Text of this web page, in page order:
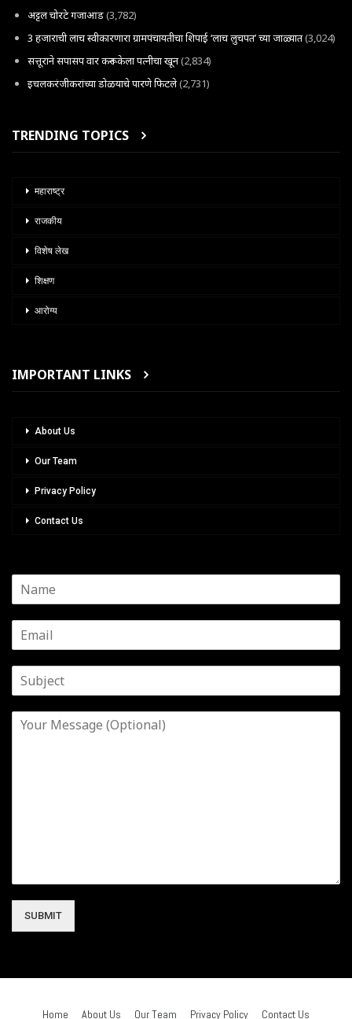
अट्टल चोरटे गजाआड(3,782)
3 हजाराची लाच स्वीकारणारा ग्रामपंचायतीचा शिपाई ‘लाच लुचपत’ च्या जाळ्यात(3,024)
सत्तूराने सपासप वार करून केला पत्नीचा खून(2,834)
इचलकरंजीकरांच्या डोळयाचे पारणे फिटले(2,731)
TRENDING TOPICS
महाराष्ट्र
राजकीय
विशेष लेख
शिक्षण
आरोग्य
IMPORTANT LINKS
About Us
Our Team
Privacy Policy
Contact Us
SUBMIT
Home About Us Our Team Privacy Policy Contact Us